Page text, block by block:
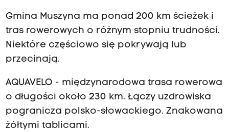
Gmina Muszyna ma ponad 200 km ścieżek i
tras rowerowych o różnym stopniu trudności.
Niektóre częściowo się pokrywają lub
przecinają.
AQUAVELO - międzynarodowa trasa rowerowa
o długości około 230 km. Łączy uzdrowiska
pogranicza polsko-słowackiego. Znakowana
żółtymi tablicami.